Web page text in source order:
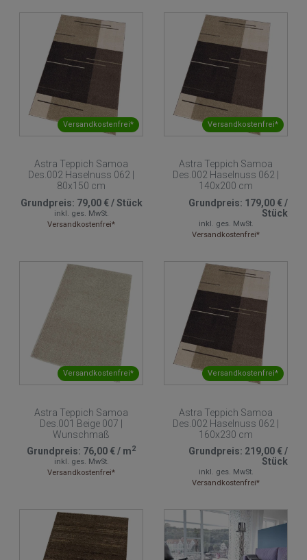
Versandkostenfrei*
Astra Teppich Samoa
Des.002 Haselnuss 062 |
80x150 cm
Grundpreis: 79,00 €/Stück
inkl. ges. MwSt.
Versandkostenfrei*
Versandkostenfrei*
Astra Teppich Samoa
Des.002 Haselnuss 062 |
140x200 cm
Grundpreis: 179,00 €/
Stück
inkl. ges. MwSt.
Versandkostenfrei*
Versandkostenfrei*
Astra Teppich Samoa
Des.001 Beige 007 |
Wunschmaß
Grundpreis: 76,00 €/ m2
inkl. ges. MwSt.
Versandkostenfrei*
Versandkostenfrei*
Astra Teppich Samoa
Des.002 Haselnuss 062 |
160x230 cm
Grundpreis: 219,00 €/
Stück
inkl. ges. MwSt.
Versandkostenfrei*